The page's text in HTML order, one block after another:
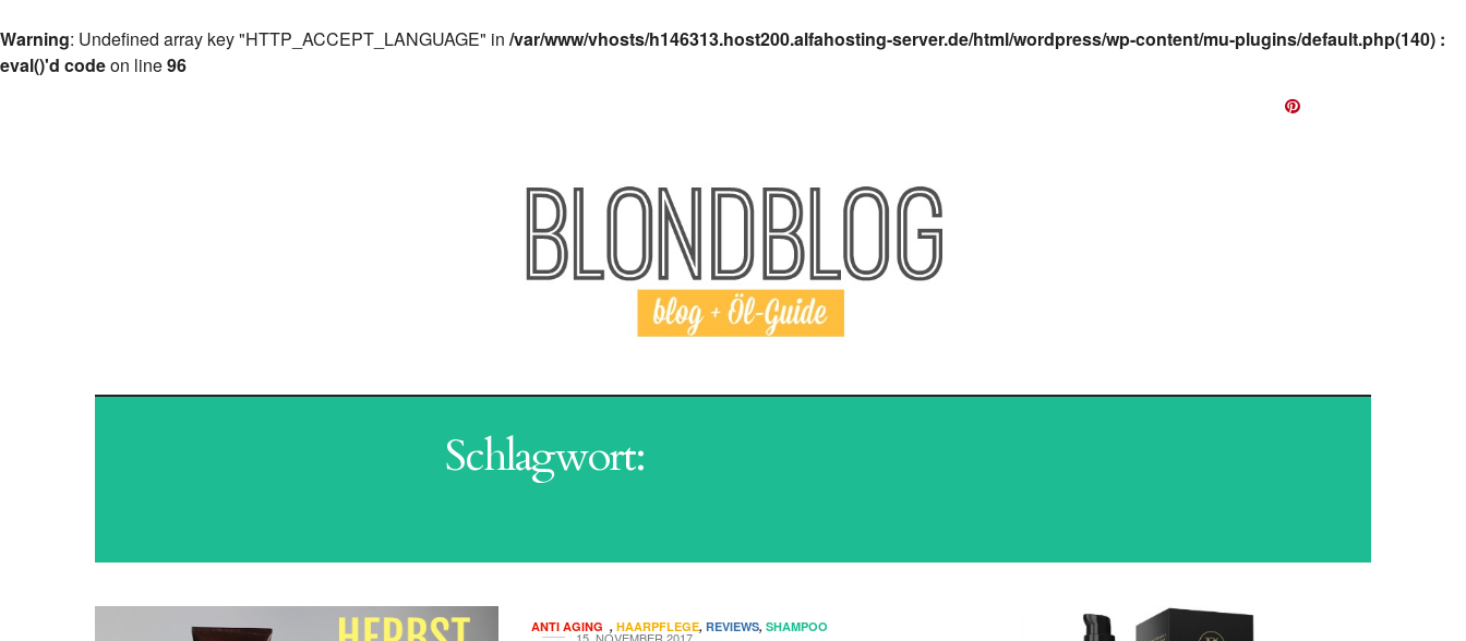
Warning: Undefined array key "HTTP_ACCEPT_LANGUAGE" in /var/www/vhosts/h146313.host200.alfahosting-server.de/html/wordpress/wp-content/mu-plugins/default.php(140) :
eval()'d codeon line96
Schlagwort:
ANTI AGING , HAARPFLEGE, REVIEWS, SHAMPOO